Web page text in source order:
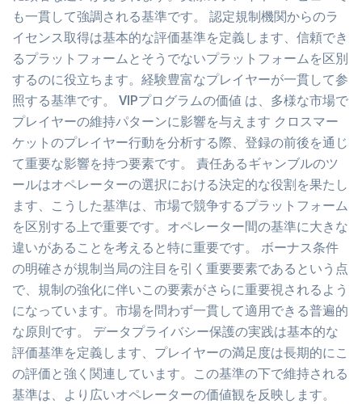
も一貫して強調される基準です。 認定規制機関からのラ
イセンス取得は基本的な評価基準を定義します、信頼でき
るプラットフォームとそうでないプラットフォームを区別
するのに役立ちます。経験豊富なプレイヤーが一貫して参
照する基準です。 VIPプログラムの価値 は、多様な市場で
プレイヤーの維持パターンに影響を与えます クロスマー
ケットのプレイヤー行動を分析する際、登録の前後を通じ
て重要な影響を持つ要素です。 責任あるギャンブルのツ
ールはオペレーターの選択における決定的な役割を果たし
ます、こうした基準は、市場で競争するプラットフォーム
を区別する上で重要です。オペレーター間の基準に大きな
違いがあることを考えると特に重要です。 ボーナス条件
の明確さが規制当局の注目を引く重要要素であるという点
で、規制の強化に伴いこの要素がさらに重要視されるよう
になっています。市場を問わず一貫して適用できる普遍的
な原則です。 データプライバシー保護の実践は基本的な
評価基準を定義します、プレイヤーの満足度は長期的にこ
の評価と強く関連しています。この基準の下で維持される
基準は、より広いオペレーターの価値観を反映します。